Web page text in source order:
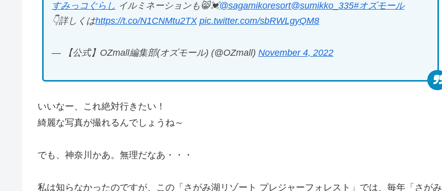
すみっコぐらし イルミネーションも😸💓@sagamikoresort@sumikko_335#オズモール
👇詳しくはhttps://t.co/N1CNMtu2TX pic.twitter.com/sbRWLgyQM8
— 【公式】OZmall編集部(オズモール) (@OZmall) November 4, 2022
いいなー、これ絶対行きたい！
綺麗な写真が撮れるんでしょうね～
でも、神奈川かあ。無理だなあ・・・
私は知らなかったのですが、この「さがみ湖リゾート プレジャーフォレスト」では、毎年「さがみ